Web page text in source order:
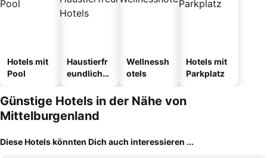
Hotels mit
Pool
Haustierfr
eundliche
Wellnessh
otels
Hotels mit
Parkplatz
Günstige Hotels in der Nähe von
Mittelburgenland
Diese Hotels könnten Dich auch interessieren ...